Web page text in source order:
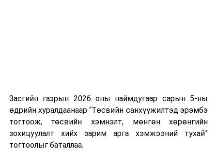
Шинэ хууль Францын зах зээлд үйлчилдэг гадаадын
дуудлагын төвүүдэд нөлөөлөхөөр байна. Тухайлбал,
Мароккогийн дуудлагын төвүүдийн орлогын 80 гаруй
хувь Францын зах зээлээс бүрддэг бөгөөд тус улсын
40–50 мянган ажлын байр эрсдэлд орж болзошгүйг
Засгийн газрын 2026 оны наймдугаар сарын 5-ны
өдрийн хуралдаанаар “Төсвийн санхүүжилтэд эрэмбэ
тогтоож, төсвийн хэмнэлт, мөнгөн хөрөнгийн
зохицуулалт хийх зарим арга хэмжээний тухай”
тогтоолыг баталлаа.